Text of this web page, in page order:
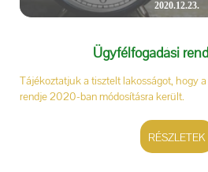
2020.12.23.
Ügyfélfogadási
Tájékoztatjuk a tisztelt lakosságot, hogy
rendje 2020-ban módosításra került.
RÉSZLETEK